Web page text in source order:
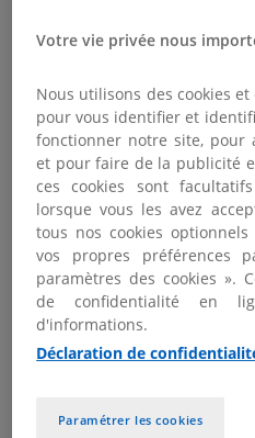
vos côtés pour assurer la
organisation dans un
responsable.
AUDIT
CONSEIL
DROIT ET FISCALITE
Votre vie privée nous
Nous utilisons des cookies
pour vous identifier et
fonctionner notre site, pour
et pour faire de la publicité
ces cookies sont
lorsque vous les avez
tous nos cookies
vos propres préférences
paramètres des cookies ».
de confidentialité en
d'informations.
Déclaration de
Paramétrer les cookies